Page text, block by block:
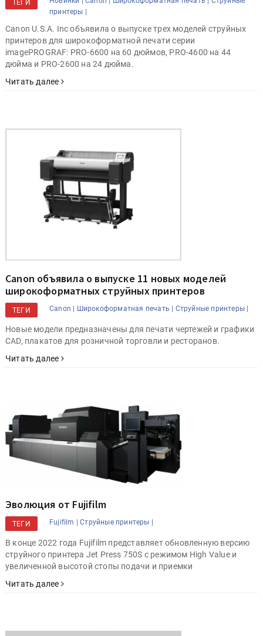
ТЕГИ
принтеры |
Canon U.S.A. Inc объявила о выпуске трех моделей струйных
принтеров для широкоформатной печати серии
imagePROGRAF: PRO-6600 на 60 дюймов, PRO-4600 на 44
дюйма и PRO-2600 на 24 дюйма.
Читать далее
Canon объявила о выпуске 11 новых моделей
широкоформатных струйных принтеров
ТЕГИ Canon | Широкоформатная печать | Струйные принтеры |
Новые модели предназначены для печати чертежей и графики
CAD, плакатов для розничной торговли и ресторанов.
Читать далее
Эволюция от Fujifilm
ТЕГИ Fujifilm | Струйные принтеры |
В конце 2022 года Fujifilm представляет обновленную версию
струйного принтера Jet Press 750S с режимом High Value и
увеличенной высотой стопы подачи и приемки
Читать далее